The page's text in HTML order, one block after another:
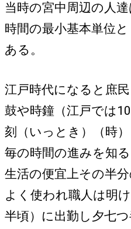
当時の宮中周辺の人
時間の最小基本単位
ある。
江戸時代になると庶
鼓や時鐘（江戸では
刻（いっとき）（時）
毎の時間の進みを知
生活の便宜上その半
よく使われ職人は明
半頃）に出勤し夕七